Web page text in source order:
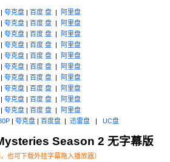
| 夸克盘 | 百度 盘 |
阿里盘
| 夸克盘 | 百度 盘 |
阿里盘
| 夸克盘 | 百度 盘 |
阿里盘
| 夸克盘 | 百度 盘 |
阿里盘
| 夸克盘 | 百度 盘 |
阿里盘
| 夸克盘 | 百度 盘 |
阿里盘
| 夸克盘 | 百度 盘 |
阿里盘
| 夸克盘 | 百度 盘 |
阿里盘
| 夸克盘 | 百度 盘 |
阿里盘
| 夸克盘 | 百度 盘 |
阿里盘
| 夸克盘 | 百度盘 | 迅雷盘 | UC盘
Season 2 无字幕版
也可下载外挂字幕拖入播放器）